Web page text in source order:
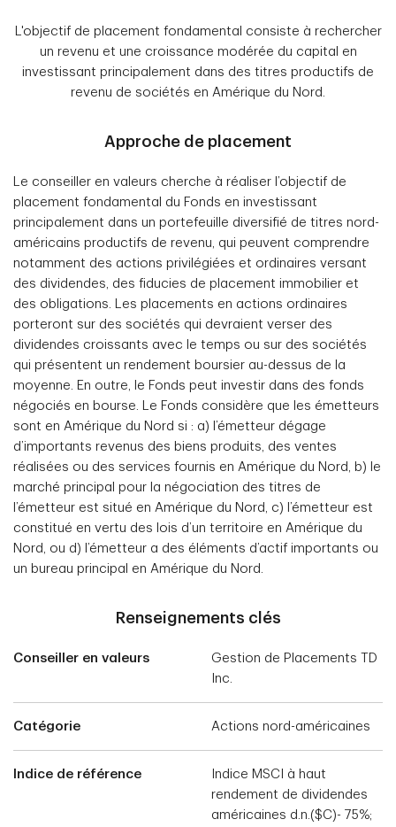
L'objectif de placement fondamental consiste à rechercher
un revenu et une croissance modérée du capital en
investissant principalement dans des titres productifs de
revenu de sociétés en Amérique du Nord.
Approche de placement
Le conseiller en valeurs cherche à réaliser l’objectif de
placement fondamental du Fonds en investissant
principalement dans un portefeuille diversifié de titres nord-
américains productifs de revenu, qui peuvent comprendre
notamment des actions privilégiées et ordinaires versant
des dividendes, des fiducies de placement immobilier et
des obligations. Les placements en actions ordinaires
porteront sur des sociétés qui devraient verser des
dividendes croissants avec le temps ou sur des sociétés
qui présentent un rendement boursier au-dessus de la
moyenne. En outre, le Fonds peut investir dans des fonds
négociés en bourse. Le Fonds considère que les émetteurs
sont en Amérique du Nord si : a) l’émetteur dégage
d’importants revenus des biens produits, des ventes
réalisées ou des services fournis en Amérique du Nord, b) le
marché principal pour la négociation des titres de
l’émetteur est situé en Amérique du Nord, c) l’émetteur est
constitué en vertu des lois d’un territoire en Amérique du
Nord, ou d) l’émetteur a des éléments d’actif importants ou
un bureau principal en Amérique du Nord.
Renseignements clés
Conseiller en valeurs
Gestion de Placements TD
Inc.
Catégorie Actions nord-américaines
Indice de référence
Indice MSCI à haut
rendement de dividendes
américaines d.n.($C)- 75%;